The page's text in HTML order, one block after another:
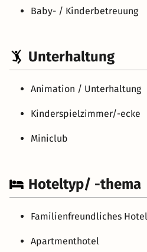
Baby- / Kinderbetreuung
Unterhaltung
Animation / Unterhaltung
Kinderspielzimmer/-ecke
Miniclub
Hoteltyp/ -thema
Familienfreundliches Hotel
Apartmenthotel